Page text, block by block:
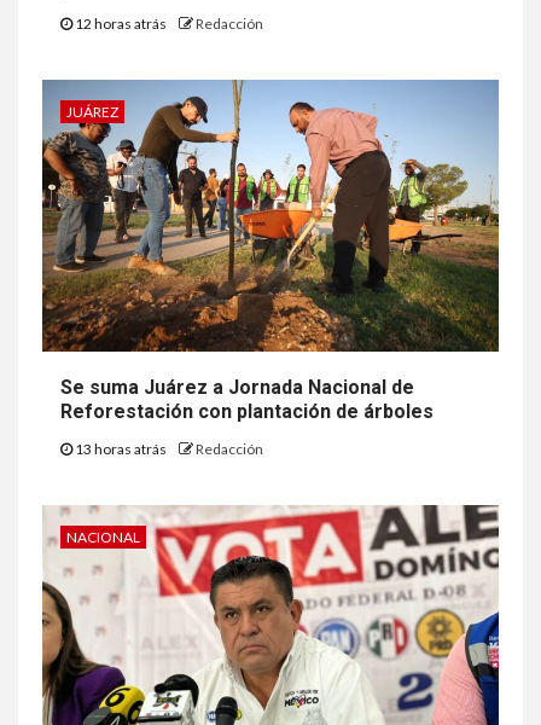
12 horas atrás Redacción
JUÁREZ
Se suma Juárez a Jornada Nacional de
Reforestación con plantación de árboles
13 horas atrás Redacción
NACIONAL